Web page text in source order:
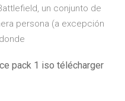
un conjunto de
persona (a excepción
pack 1 iso télécharger